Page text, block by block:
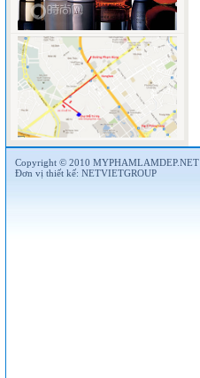
Copyright © 2010 MYPHAMLAMDEP.NET
Đơn vị thiết kế: NETVIETGROUP